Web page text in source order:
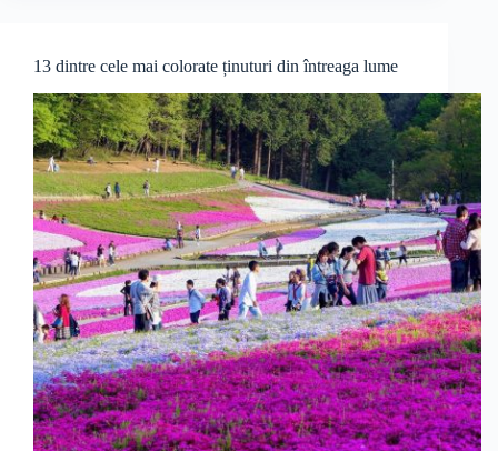
13 dintre cele mai colorate ținuturi din întreaga lume